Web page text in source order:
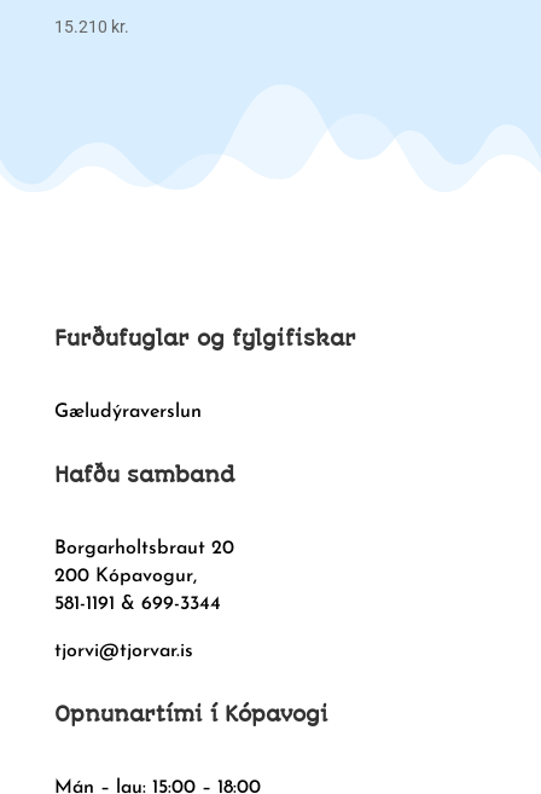
15.210 kr.
Furðufuglar og fylgifiskar
Gæludýraverslun
Hafðu samband
Borgarholtsbraut 20
200 Kópavogur,
581-1191 & 699-3344
tjorvi@tjorvar.is
Opnunartími í Kópavogi
Mán – lau: 15:00 – 18:00